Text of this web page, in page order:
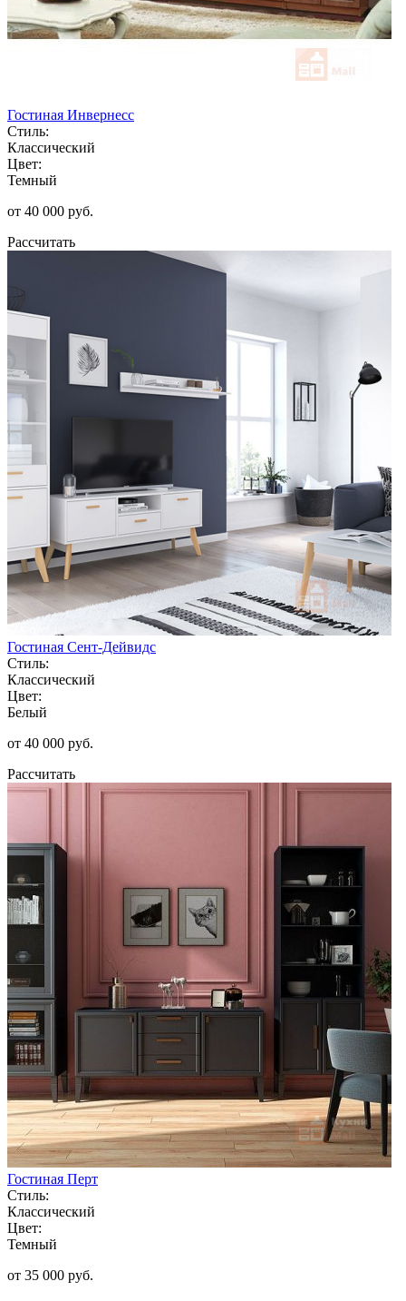
Гостиная Инвернесс
Стиль:
Классический
Цвет:
Темный
от 40 000 руб.
Рассчитать
Гостиная Сент-Дейвидс
Стиль:
Классический
Цвет:
Белый
от 40 000 руб.
Рассчитать
Гостиная Перт
Стиль:
Классический
Цвет:
Темный
от 35 000 руб.